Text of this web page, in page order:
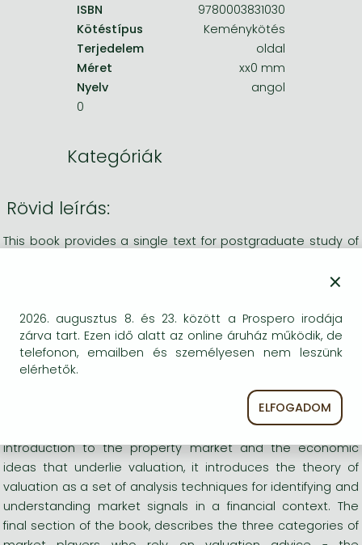
ISBN
9780003831030
Kötéstípus
Keménykötés
Terjedelem
oldal
Méret
xx0 mm
Nyelv
angol
0
Kategóriák
Rövid leírás:
This book provides a single text for postgraduate study of
introduction to the property market and the economic
valuation as a set of analysis techniques for identifying and
understanding market signals in a financial context.
Hosszú leírás:
This book provides a single text for postgraduate study of
valuation on real estate courses. After a general
introduction to the property market and the economic
ideas that underlie valuation, it introduces the theory of
valuation as a set of analysis techniques for identifying and
understanding market signals in a financial context. The
final section of the book, describes the three categories of
×
2026. augusztus 8. és 23. között a Prospero irodája
zárva tart. Ezen idő alatt az online áruház működik, de
telefonon, emailben és személyesen nem leszünk
elérhetők.
ELFOGADOM